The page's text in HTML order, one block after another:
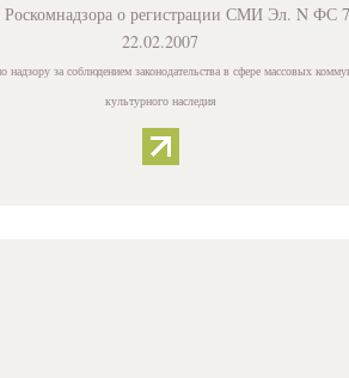
Роскомнадзора о регистрации СМИ Эл. N ФС
22.02.2007
надзору за соблюдением законодательства в сфере массовых
культурного наследия